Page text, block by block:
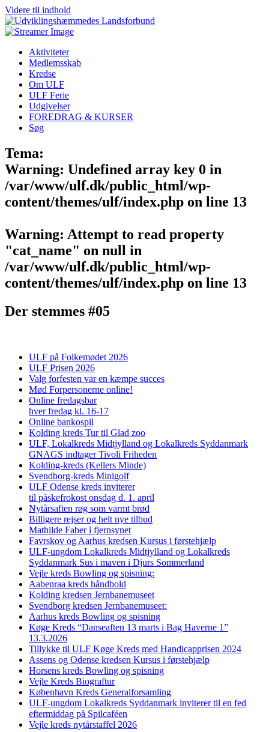
Videre til indhold
Aktiviteter
Medlemsskab
Kredse
Om ULF
ULF Ferie
Udgivelser
FOREDRAG & KURSER
Søg
Tema:
Warning: Undefined array key 0 in
/var/www/ulf.dk/public_html/wp-
content/themes/ulf/index.php on line 13
Warning: Attempt to read property
"cat_name" on null in
/var/www/ulf.dk/public_html/wp-
content/themes/ulf/index.php on line 13
Der stemmes #05
ULF på Folkemødet 2026
ULF Prisen 2026
Valg forfesten var en kæmpe succes
Mød Forpersonerne online!
Online fredagsbar
hver fredag kl. 16-17
Online bankospil
Kolding kreds Tur til Glad zoo
ULF, Lokalkreds Midtjylland og Lokalkreds Syddanmark
GNAGS indtager Tivoli Friheden
Kolding-kreds (Kellers Minde)
Svendborg-kreds Minigolf
ULF Odense kreds inviterer
til påskefrokost onsdag d. 1. april
Nytårsaften røg som varmt brød
Billigere rejser og helt nye tilbud
Mathilde Faber i fjernsynet
Favrskov og Aarhus kredsen Kursus i førstehjælp
ULF-ungdom Lokalkreds Midtjylland og Lokalkreds
Syddanmark Sus i maven i Djurs Sommerland
Vejle kreds Bowling og spisning:
Aabenraa kreds håndbold
Kolding kredsen Jernbanemuseet
Svendborg kredsen Jernbanemuseet:
Aarhus kreds Bowling og spisning
Køge Kreds “Danseaften 13 marts i Bag Haverne 1”
13.3.2026
Tillykke til ULF Køge Kreds med Handicapprisen 2024
Assens og Odense kredsen Kursus i førstehjælp
Horsens kreds Bowling og spisning
Vejle Kreds Biograftur
København Kreds Generalforsamling
ULF-ungdom Lokalkreds Syddanmark inviterer til en fed
eftermiddag på Spilcaféen
Vejle kreds nytårstaffel 2026